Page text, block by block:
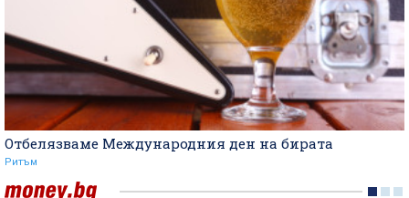
Отбелязваме Международния ден на бирата
Ритъм